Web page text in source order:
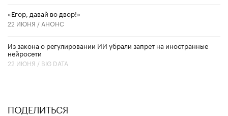
«Егор, давай во двор!»
22 ИЮНЯ / АНОНС
Из закона о регулировании ИИ убрали запрет на иностранные
нейросети
22 ИЮНЯ / BIG DATA
ПОДЕЛИТЬСЯ